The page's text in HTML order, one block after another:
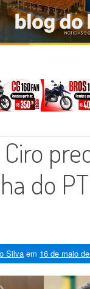
Ciro
do
Silva em 16 de maio